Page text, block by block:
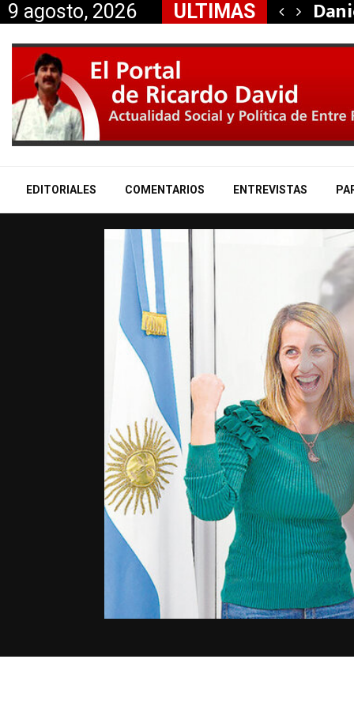
9 agosto, 2026 ULTIMAS
a Mauricio «Palito»…
EDITORIALES COMENTARIOS ENTREVISTAS